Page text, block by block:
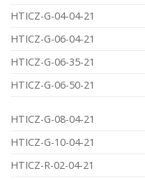
HTICZ-G-04-04-21
HTICZ-G-06-04-21
HTICZ-G-06-35-21
HTICZ-G-06-50-21
HTICZ-G-08-04-21
HTICZ-G-10-04-21
HTICZ-R-02-04-21